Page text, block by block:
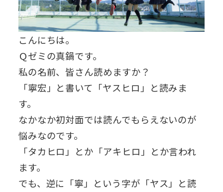
こんにちは。
Ｑゼミの真鍋です。
私の名前、皆さん読めますか？
「寧宏」と書いて「ヤスヒロ」と読みま
す。
なかなか初対面では読んでもらえないのが
悩みなのです。
「タカヒロ」とか「アキヒロ」とか言われ
ます。
でも、逆に「寧」という字が「ヤス」と読